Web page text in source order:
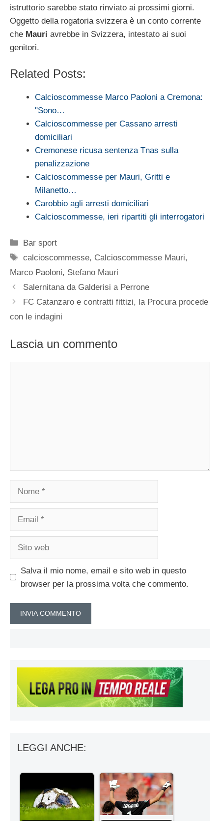
istruttorio sarebbe stato rinviato ai prossimi giorni.
Oggetto della rogatoria svizzera è un conto corrente
che Mauri avrebbe in Svizzera, intestato ai suoi
genitori.
Related Posts:
Calcioscommesse Marco Paoloni a Cremona:
"Sono…
Calcioscommesse per Cassano arresti
domiciliari
Cremonese ricusa sentenza Tnas sulla
penalizzazione
Calcioscommesse per Mauri, Gritti e
Milanetto…
Carobbio agli arresti domiciliari
Calcioscommesse, ieri ripartiti gli interrogatori
Categorie
Bar sport
Tag
calcioscommesse, Calcioscommesse Mauri,
Marco Paoloni, Stefano Mauri
Salernitana da Galderisi a Perrone
FC Catanzaro e contratti fittizi, la Procura procede
con le indagini
Lascia un commento
Nome
Email
Sito
Salva il mio nome, email e sito web in questo
browser per la prossima volta che commento.
LEGGI ANCHE: